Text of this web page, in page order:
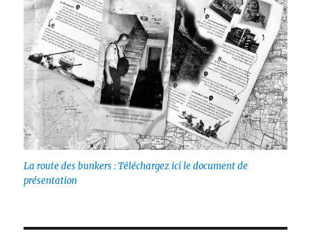
La route des bunkers : Téléchargez ici le document de
présentation